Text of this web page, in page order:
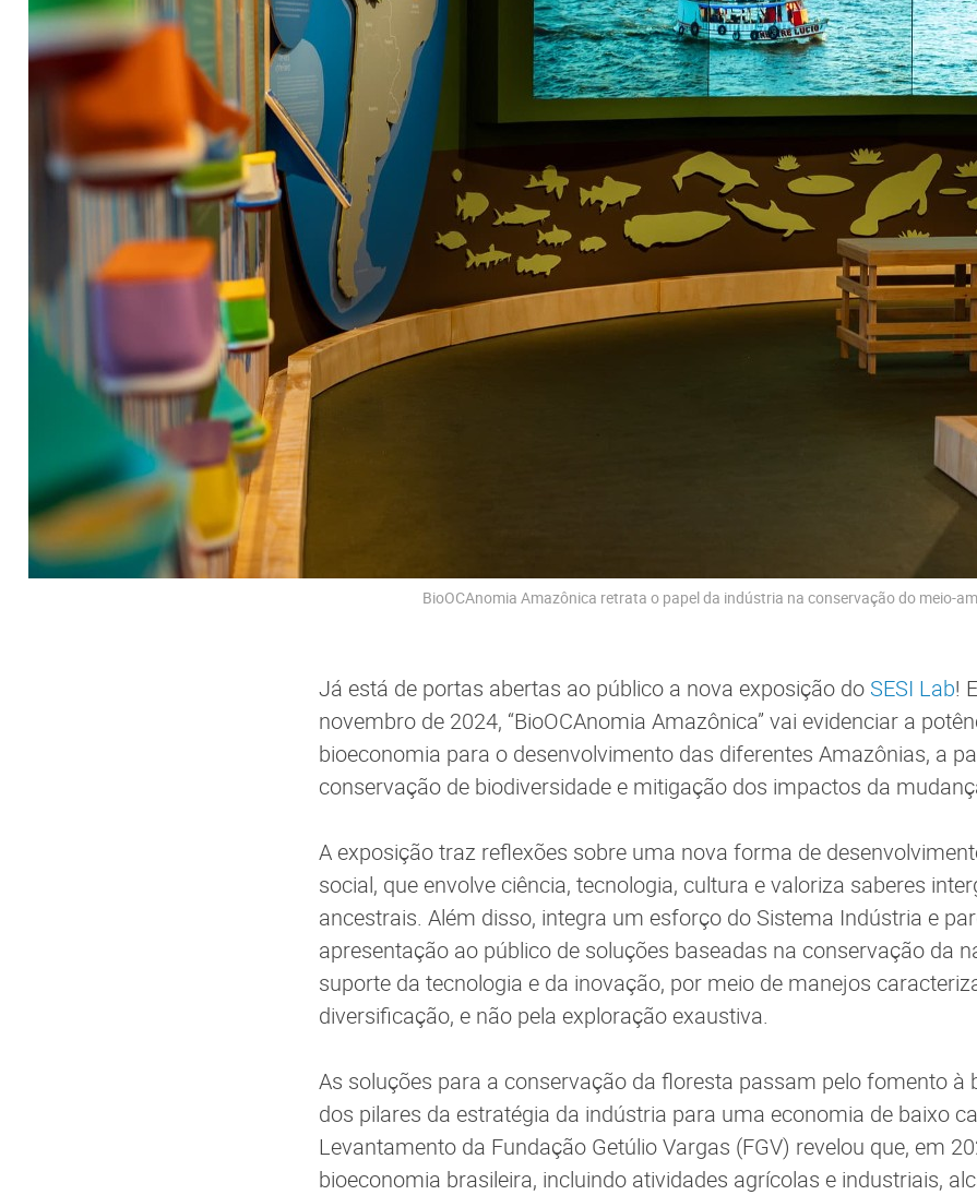
BioOCAnomia Amazônica retrata o papel da indústria na conservação do meio-
Já está de portas abertas ao público a nova exposição do SESI Lab!
novembro de 2024, “BioOCAnomia Amazônica” vai evidenciar a
bioeconomia para o desenvolvimento das diferentes Amazônias, a
conservação de biodiversidade e mitigação dos impactos da
A exposição traz reflexões sobre uma nova forma de
social, que envolve ciência, tecnologia, cultura e valoriza saberes
ancestrais. Além disso, integra um esforço do Sistema Indústria e
apresentação ao público de soluções baseadas na conservação da
suporte da tecnologia e da inovação, por meio de manejos
diversificação, e não pela exploração exaustiva.
As soluções para a conservação da floresta passam pelo fomento à
dos pilares da estratégia da indústria para uma economia de baixo
Levantamento da Fundação Getúlio Vargas (FGV) revelou que, em
bioeconomia brasileira, incluindo atividades agrícolas e industriais,